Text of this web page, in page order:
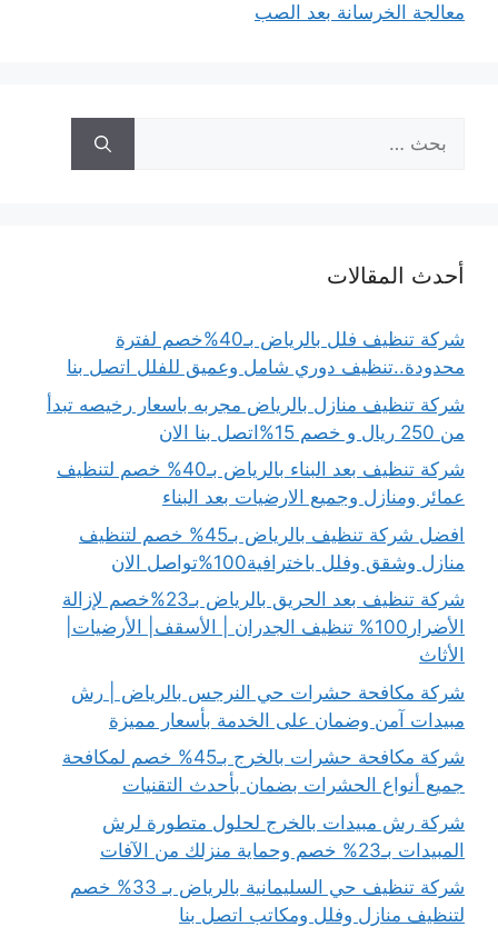
معالجة الخرسانة بعد الصب
عن:
أحدث المقالات
شركة تنظيف فلل بالرياض بـ40%خصم لفترة
محدودة..تنظيف دوري شامل وعميق للفلل اتصل بنا
شركة تنظيف منازل بالرياض مجربه باسعار رخيصه تبدأ
من 250 ريال و خصم 15%اتصل بنا الان
شركة تنظيف بعد البناء بالرياض بـ40% خصم لتنظيف
عمائر ومنازل وجميع الارضيات بعد البناء
افضل شركة تنظيف بالرياض بـ45% خصم لتنظيف
منازل وشقق وفلل باخترافية100%تواصل الان
شركة تنظيف بعد الحريق بالرياض بـ23%خصم لإزالة
الأضرار100% تنظيف الجدران | الأسقف| الأرضيات|
الأثاث
شركة مكافحة حشرات حي النرجس بالرياض | رش
مبيدات آمن وضمان على الخدمة بأسعار مميزة
شركة مكافحة حشرات بالخرج بـ45% خصم لمكافحة
جميع أنواع الحشرات بضمان بأحدث التقنيات
شركة رش مبيدات بالخرج لحلول متطورة لرش
المبيدات بـ23% خصم وحماية منزلك من الآفات
شركة تنظيف حي السليمانية بالرياض بـ 33% خصم
لتنظيف منازل وفلل ومكاتب اتصل بنا